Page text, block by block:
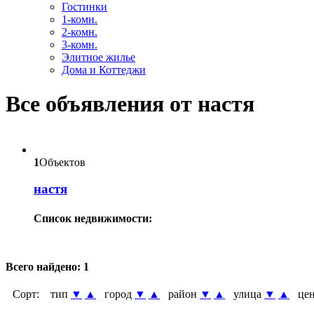
Гостинки
1-комн.
2-комн.
3-комн.
Элитное жилье
Дома и Коттеджи
Все объявления от настя
1Объектов
настя
Список недвижимости:
Всего найдено: 1
Сорт: тип ▼ ▲ город ▼ ▲ район ▼ ▲ улица ▼ ▲